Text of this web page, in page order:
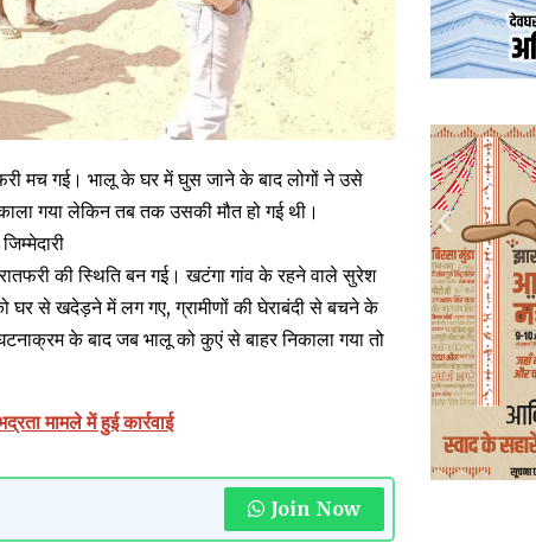
मच गई। भालू के घर में घुस जाने के बाद लोगों ने उसे
गया लेकिन तब तक उसकी मौत हो गई थी।
की स्थिति बन गई। खटंगा गांव के रहने वाले सुरेश
घर से खदेड़ने में लग गए, ग्रामीणों की घेराबंदी से बचने के
के बाद जब भालू को कुएं से बाहर निकाला गया तो
मामले में हुई कार्रवाई
Join Now